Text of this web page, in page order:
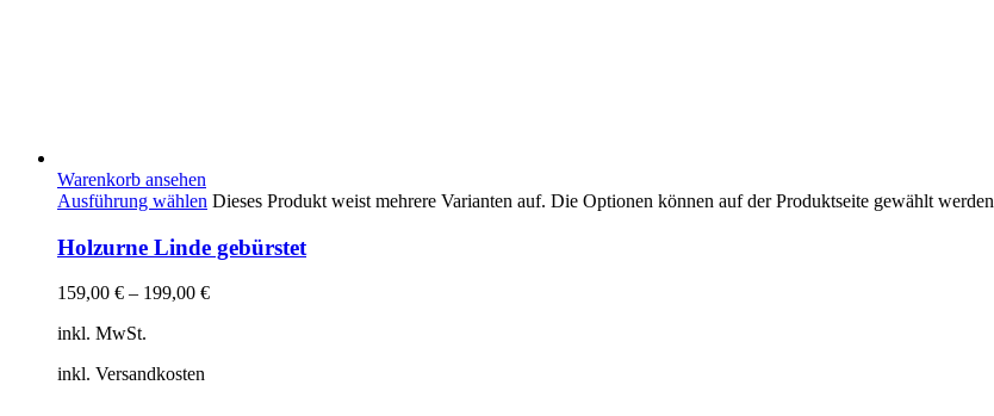
Warenkorb ansehen
Ausführung wählen Dieses Produkt weist mehrere Varianten auf. Die Optionen können auf der Produktseite gewählt werden
Holzurne Linde gebürstet
159,00 € – 199,00 €
inkl. MwSt.
inkl. Versandkosten